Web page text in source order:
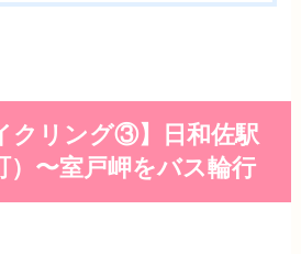
クリング③】日和佐駅
）〜室戸岬をバス輪行